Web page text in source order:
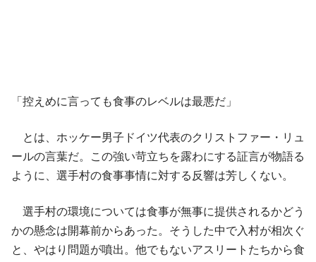
「控えめに言っても食事のレベルは最悪だ」
とは、ホッケー男子ドイツ代表のクリストファー・リュ
ールの言葉だ。この強い苛立ちを露わにする証言が物語る
ように、選手村の食事事情に対する反響は芳しくない。
選手村の環境については食事が無事に提供されるかどう
かの懸念は開幕前からあった。そうした中で入村が相次ぐ
と、やはり問題が噴出。他でもないアスリートたちから食